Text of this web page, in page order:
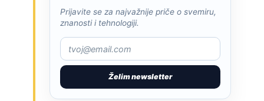
Želim newsletter
Prijavite se za najvažnije priče o svemiru,
znanosti i tehnologiji.